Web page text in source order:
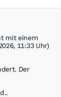
mit einem
11:33 Uhr)
Der